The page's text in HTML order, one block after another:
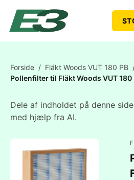
Forside / Fläkt Woods VUT 180 PB
Pollenfilter til Fläkt Woods VUT
Dele af indholdet på denne
med hjælp fra AI.